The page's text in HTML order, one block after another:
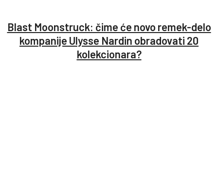
Blast Moonstruck: čime će novo remek-delo
kompanije Ulysse Nardin obradovati 20
kolekcionara?